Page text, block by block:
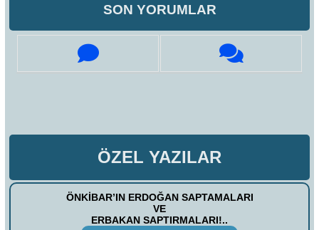
SON YORUMLAR
ÖZEL YAZILAR
ÖNKİBAR’IN ERDOĞAN SAPTAMALARI
VE
ERBAKAN SAPTIRMALARI!..